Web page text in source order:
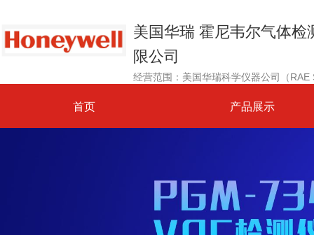
美国华瑞 霍尼韦尔气体检
限公司
首页 产品展示